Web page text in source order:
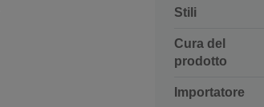
Stili
Cura del
prodotto
Importatore